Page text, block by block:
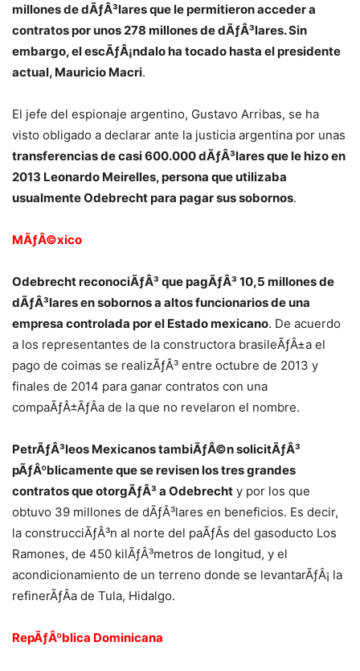
millones de dÃƒÂ³lares que le permitieron acceder a
contratos por unos 278 millones de dÃƒÂ³lares. Sin
embargo, el escÃƒÂ¡ndalo ha tocado hasta el presidente
actual, Mauricio Macri.
El jefe del espionaje argentino, Gustavo Arribas, se ha
visto obligado a declarar ante la justicia argentina por unas
transferencias de casi 600.000 dÃƒÂ³lares que le hizo en
2013 Leonardo Meirelles, persona que utilizaba
usualmente Odebrecht para pagar sus sobornos.
MÃƒÂ©xico
Odebrecht reconociÃƒÂ³ que pagÃƒÂ³ 10,5 millones de
dÃƒÂ³lares en sobornos a altos funcionarios de una
empresa controlada por el Estado mexicano. De acuerdo
a los representantes de la constructora brasileÃƒÂ±a el
pago de coimas se realizÃƒÂ³ entre octubre de 2013 y
finales de 2014 para ganar contratos con una
compaÃƒÂ±ÃƒÂ­a de la que no revelaron el nombre.
PetrÃƒÂ³leos Mexicanos tambiÃƒÂ©n solicitÃƒÂ³
pÃƒÂºblicamente que se revisen los tres grandes
contratos que otorgÃƒÂ³ a Odebrecht y por los que
obtuvo 39 millones de dÃƒÂ³lares en beneficios. Es decir,
la construcciÃƒÂ³n al norte del paÃƒÂ­s del gasoducto Los
Ramones, de 450 kilÃƒÂ³metros de longitud, y el
acondicionamiento de un terreno donde se levantarÃƒÂ¡ la
refinerÃƒÂ­a de Tula, Hidalgo.
RepÃƒÂºblica Dominicana